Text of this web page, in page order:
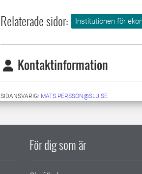
Relaterade sidor: Institutionen för
Kontaktinformation
SIDANSVARIG: MATS.PERSSON@SLU.SE
För dig som är